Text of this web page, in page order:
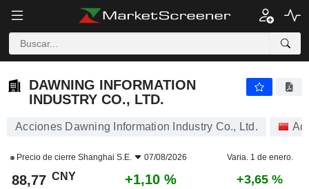
DAWNING INFORMATION
INDUSTRY CO., LTD.
Acciones Dawning Information Industry Co., Ltd.
Precio de cierre Shanghai S.E. 07/08/2026 Varia. 1 de enero.
88,77 CNY +1,10 % +3,65 %